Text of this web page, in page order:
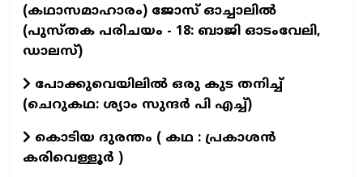
(കഥാസമാഹാരം) ജോസ് ഓച്ചാലിൽ
(പുസ്തക പരിചയം - 18: ബാജി ഓടംവേലി,
ഡാലസ്)
പോക്കുവെയിലിൽ ഒരു കുട തനിച്ച്
(ചെറുകഥ: ശ്യാം സുന്ദര്‍ പി എച്ച്)
കൊടിയ ദുരന്തം ( കഥ : പ്രകാശൻ
കരിവെള്ളൂർ )